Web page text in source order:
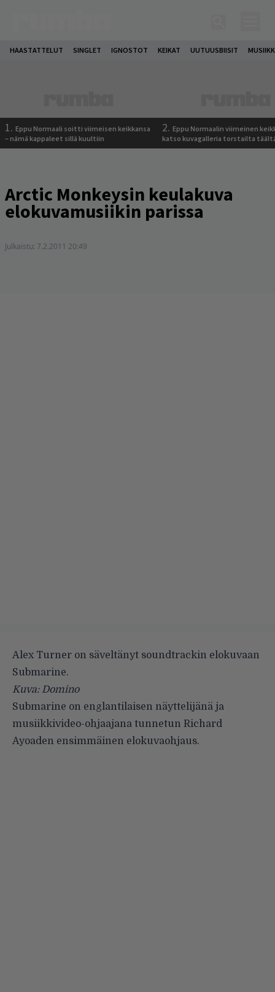
HAASTATTELUT SINGLET IGNOSTOT KEIKAT UUTUUSBIISIT
1. Eppu Normaali soitti viimeisen keikkansa
– nämä kappaleet sillä kuultiin
2. Eppu Normaalin viimeinen
katso kuvagalleria torstailta
Arctic Monkeysin keulakuva
elokuvamusiikin parissa
Julkaistu: 7.2.2011 20:49
Alex Turner on säveltänyt soundtrackin elokuvaan
Submarine.
Kuva: Domino
Submarine on englantilaisen näyttelijänä ja
musiikkivideo-ohjaajana tunnetun Richard
Ayoaden ensimmäinen elokuvaohjaus.